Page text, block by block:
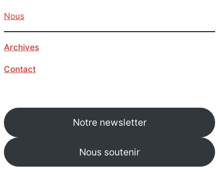
Nous
Archives
Contact
Notre newsletter
Nous soutenir